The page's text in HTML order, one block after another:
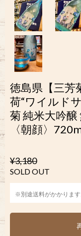
徳島県【三芳
荷“ワイルド
菊 純米大吟
〈朝顔〉
¥3,180
SOLD OUT
※別途送料がかかります